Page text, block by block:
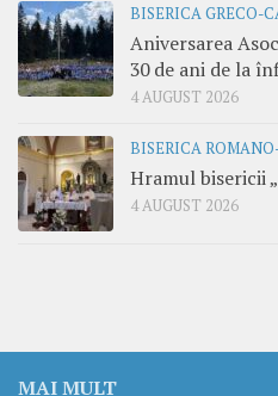
BISERICA GRECO-
Aniversarea
30 de ani de la
4 AUGUST 2026
BISERICA
Hramul bisericii
4 AUGUST 2026
MAI MULT